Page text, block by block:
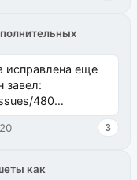
исправлена еще
завел:
480
481Исправим
3
как